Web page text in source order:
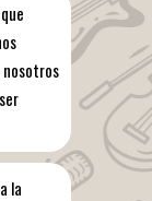
nosotros
la